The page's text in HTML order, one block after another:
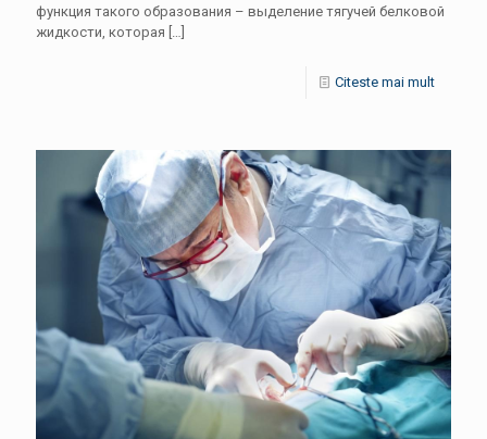
функция такого образования – выделение тягучей белковой
жидкости, которая […]
Citeste mai mult